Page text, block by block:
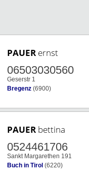
PAUER ernst
06503030560
Geserstr 1
Bregenz (6900)
PAUER bettina
0524461706
Sankt Margarethen 191
Buch in Tirol (6220)